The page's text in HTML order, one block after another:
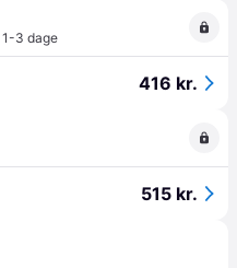
1-3 dage
416 kr.
515 kr.